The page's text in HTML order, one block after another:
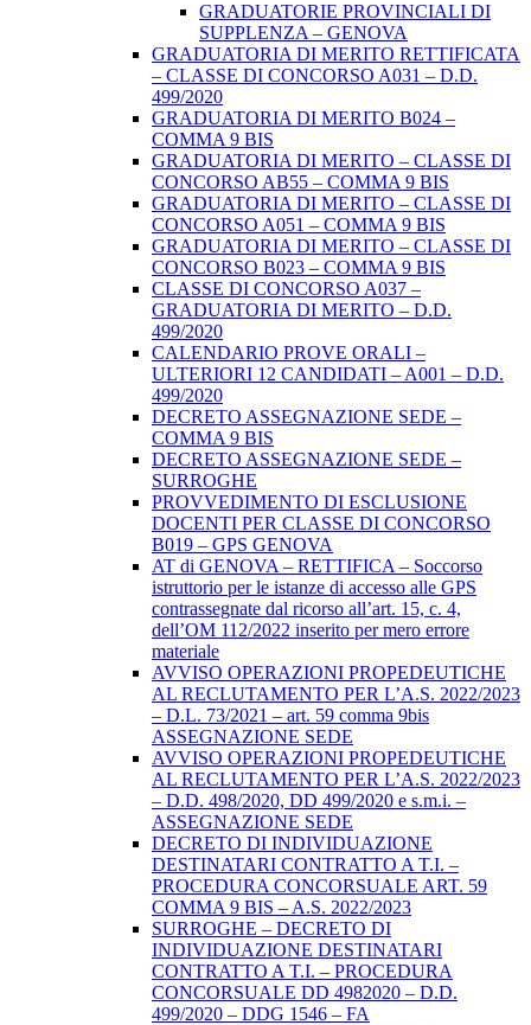
GRADUATORIE PROVINCIALI DI
SUPPLENZA – GENOVA
GRADUATORIA DI MERITO RETTIFICATA
– CLASSE DI CONCORSO A031 – D.D.
499/2020
GRADUATORIA DI MERITO B024 –
COMMA 9 BIS
GRADUATORIA DI MERITO – CLASSE DI
CONCORSO AB55 – COMMA 9 BIS
GRADUATORIA DI MERITO – CLASSE DI
CONCORSO A051 – COMMA 9 BIS
GRADUATORIA DI MERITO – CLASSE DI
CONCORSO B023 – COMMA 9 BIS
CLASSE DI CONCORSO A037 –
GRADUATORIA DI MERITO – D.D.
499/2020
CALENDARIO PROVE ORALI –
ULTERIORI 12 CANDIDATI – A001 – D.D.
499/2020
DECRETO ASSEGNAZIONE SEDE –
COMMA 9 BIS
DECRETO ASSEGNAZIONE SEDE –
SURROGHE
PROVVEDIMENTO DI ESCLUSIONE
DOCENTI PER CLASSE DI CONCORSO
B019 – GPS GENOVA
AT di GENOVA – RETTIFICA – Soccorso
istruttorio per le istanze di accesso alle GPS
contrassegnate dal ricorso all’art. 15, c. 4,
dell’OM 112/2022 inserito per mero errore
materiale
AVVISO OPERAZIONI PROPEDEUTICHE
AL RECLUTAMENTO PER L’A.S. 2022/2023
– D.L. 73/2021 – art. 59 comma 9bis
ASSEGNAZIONE SEDE
AVVISO OPERAZIONI PROPEDEUTICHE
AL RECLUTAMENTO PER L’A.S. 2022/2023
– D.D. 498/2020, DD 499/2020 e s.m.i. –
ASSEGNAZIONE SEDE
DECRETO DI INDIVIDUAZIONE
DESTINATARI CONTRATTO A T.I. –
PROCEDURA CONCORSUALE ART. 59
COMMA 9 BIS – A.S. 2022/2023
SURROGHE – DECRETO DI
INDIVIDUAZIONE DESTINATARI
CONTRATTO A T.I. – PROCEDURA
CONCORSUALE DD 4982020 – D.D.
499/2020 – DDG 1546 – FA